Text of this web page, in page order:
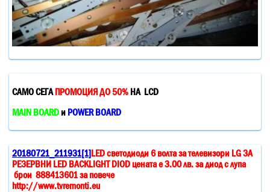
САМО СЕГАПРОМОЦИЯ ДО 50% НА LCD
MAIN BOARD и POWER BOARD
20180721_211931[1]LED светодиоди 6 волта за телевизори LG ЗА
РЕЗЕРВНИ LED BACKLIGHT DIOD цената е 3.00 лв. за диод с лупа
брои 888413601 за повече
http://www.tvremonti.eu